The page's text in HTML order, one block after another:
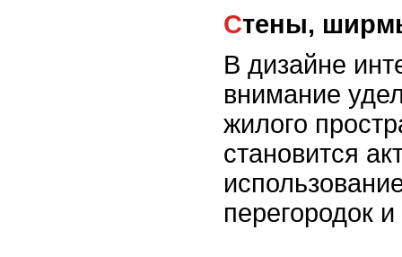
Стены,
В дизайне
внимание
жилого
становится
перегородок